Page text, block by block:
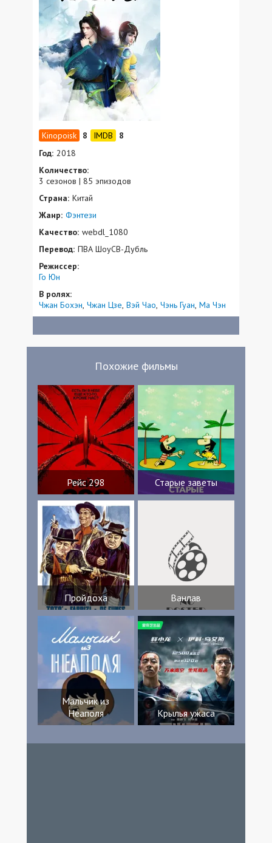
8
8
Год: 2018
Количество:
3 сезонов | 85 эпизодов
Страна: Китай
Жанр: Фэнтези
Качество: webdl_1080
Перевод: ПВА ШоуСВ-Дубль
Режиссер:
Го Юн
В ролях:
Чжан Бохэн Чжан Цзе Вэй Чао Чэнь Гуан Ма Чэн
Похожие фильмы
Рейс 298 Старые заветы
Пройдоха Ванлав
Мальчик из
Неаполя
Крылья ужаса